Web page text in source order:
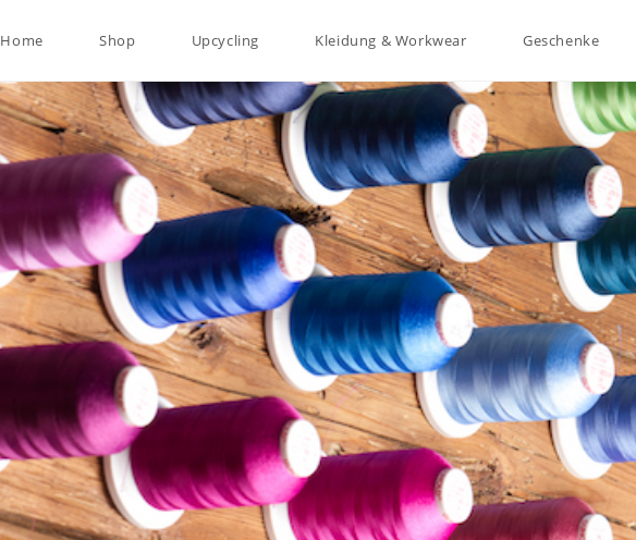
Home Shop Upcycling Kleidung & Workwear Geschenke